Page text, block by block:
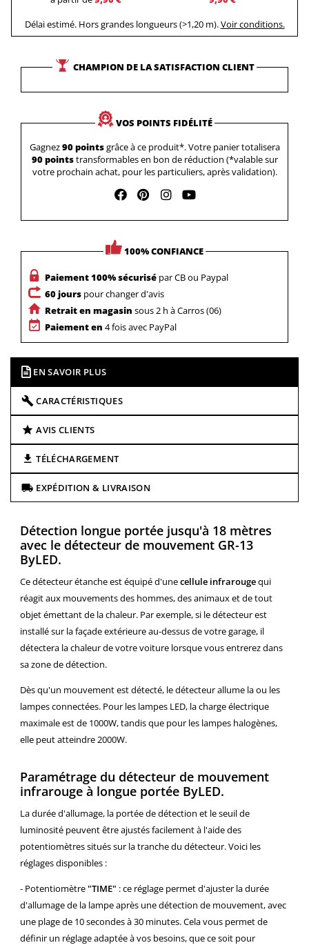
Délai estimé. Hors grandes longueurs (>1,20 m).Voir conditions.
CHAMPION DE LA SATISFACTION CLIENT
VOS POINTS FIDÉLITÉ
Gagnez90 pointsgrâce à ce produit*. Votre panier totalisera
90 pointstransformables en bon de réduction (*valable sur
votre prochain achat, pour les particuliers, après validation).
100% CONFIANCE
Paiement 100% sécurisé par CB ou Paypal
60 jours pour changer d'avis
Retrait en magasin sous 2 h à Carros (06)
Paiement en 4 fois avec PayPal
EN SAVOIR PLUS
CARACTÉRISTIQUES
AVIS CLIENTS
TÉLÉCHARGEMENT
EXPÉDITION & LIVRAISON
Détection longue portée jusqu'à 18 mètres
avec le détecteur de mouvement GR-13
ByLED.
Ce détecteur étanche est équipé d'unecellule infrarougequi
réagit aux mouvements des hommes, des animaux et de tout
objet émettant de la chaleur. Par exemple, si le détecteur est
installé sur la façade extérieure au-dessus de votre garage, il
détectera la chaleur de votre voiture lorsque vous entrerez dans
sa zone de détection.
Dès qu'un mouvement est détecté, le détecteur allume la ou les
lampes connectées. Pour les lampes LED, la charge électrique
maximale est de 1000W, tandis que pour les lampes halogènes,
elle peut atteindre 2000W.
Paramétrage du détecteur de mouvement
infrarouge à longue portée ByLED.
La durée d'allumage, la portée de détection et le seuil de
luminosité peuvent être ajustés facilement à l'aide des
potentiomètres situés sur la tranche du détecteur. Voici les
réglages disponibles :
- Potentiomètre"TIME" : ce réglage permet d'ajuster la durée
d'allumage de la lampe après une détection de mouvement, avec
une plage de 10 secondes à 30 minutes. Cela vous permet de
définir un réglage adaptée à vos besoins, que ce soit pour